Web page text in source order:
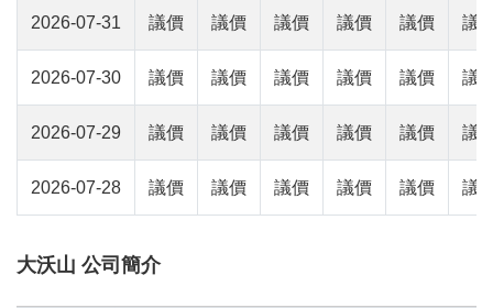
2026-07-31 議價 議價 議價 議價 議價 議
2026-07-30 議價 議價 議價 議價 議價 議
2026-07-29 議價 議價 議價 議價 議價 議
2026-07-28 議價 議價 議價 議價 議價 議
大沃山 公司簡介